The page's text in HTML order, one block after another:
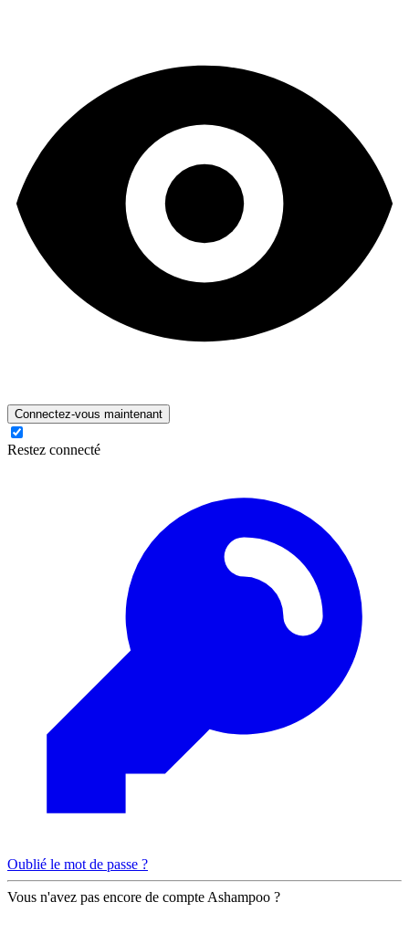
Connectez-vous maintenant
Restez connecté
Oublié le mot de passe ?
Vous n'avez pas encore de compte Ashampoo ?